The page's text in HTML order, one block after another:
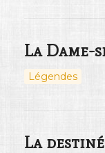
La Dame-
Légendes
La